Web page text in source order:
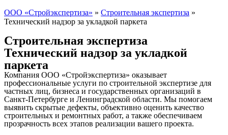
ООО «Стройэкспертиза» » Строительная экспертиза »
Технический надзор за укладкой паркета
Строительная экспертиза
Технический надзор за укладкой
паркета
Компания ООО «Стройэкспертиза» оказывает
профессиональные услуги по строительной экспертизе для
частных лиц, бизнеса и государственных организаций в
Санкт-Петербурге и Ленинградской области. Мы помогаем
выявить скрытые дефекты, объективно оценить качество
строительных и ремонтных работ, а также обеспечиваем
прозрачность всех этапов реализации вашего проекта.